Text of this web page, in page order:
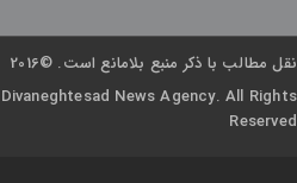
نقل مطالب با ذکر منبع بلامانع است. ©2016
Divaneghtesad News Agency. All Rights
Reserved